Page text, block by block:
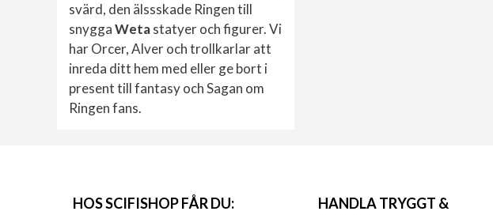
svärd, den älssskade Ringen till
snyggaWetastatyer och figurer. Vi
har Orcer, Alver och trollkarlar att
inreda ditt hem med eller ge bort i
present till fantasy och Sagan om
Ringen fans.
HOS SCIFISHOP FÅR DU:
HANDLA TRYGGT &